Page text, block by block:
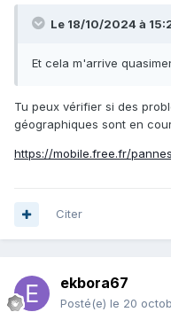
Le 18/10/2024 à
Et cela m'arrive
Tu peux vérifier si des
géographiques sont en
https://mobile.free.fr/
Citer
ekbora67
Posté(e) le 20